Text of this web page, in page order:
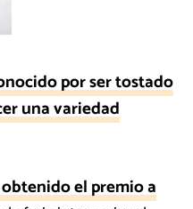
por ser tostado
una variedad
el premio a